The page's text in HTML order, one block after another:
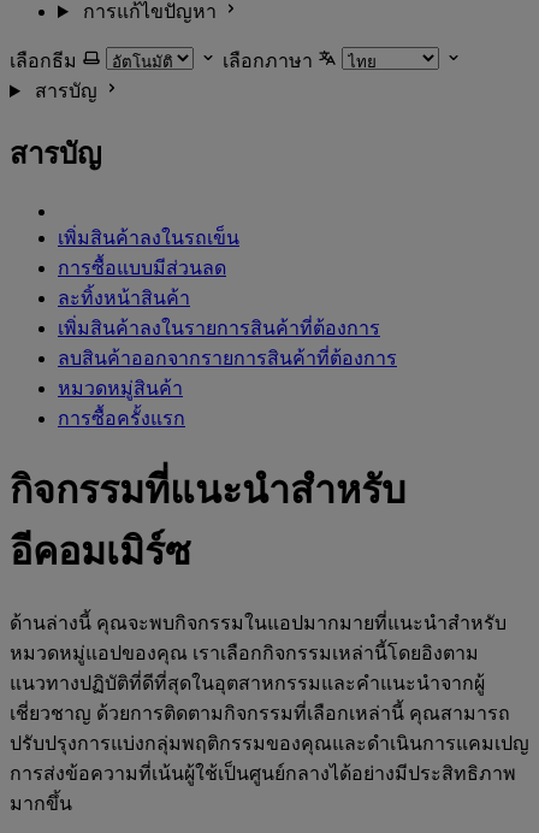
การแก้ไขปัญหา
เลือกธีม
เลือกภาษา
สารบัญ
สารบัญ
เพิ่มสินค้าลงในรถเข็น
การซื้อแบบมีส่วนลด
ละทิ้งหน้าสินค้า
เพิ่มสินค้าลงในรายการสินค้าที่ต้องการ
ลบสินค้าออกจากรายการสินค้าที่ต้องการ
หมวดหมู่สินค้า
การซื้อครั้งแรก
กิจกรรมที่แนะนำสำหรับ
อีคอมเมิร์ซ
ด้านล่างนี้ คุณจะพบกิจกรรมในแอปมากมายที่แนะนำสำหรับ
หมวดหมู่แอปของคุณ เราเลือกกิจกรรมเหล่านี้โดยอิงตาม
แนวทางปฏิบัติที่ดีที่สุดในอุตสาหกรรมและคำแนะนำจากผู้
เชี่ยวชาญ ด้วยการติดตามกิจกรรมที่เลือกเหล่านี้ คุณสามารถ
ปรับปรุงการแบ่งกลุ่มพฤติกรรมของคุณและดำเนินการแคมเปญ
การส่งข้อความที่เน้นผู้ใช้เป็นศูนย์กลางได้อย่างมีประสิทธิภาพ
มากขึ้น